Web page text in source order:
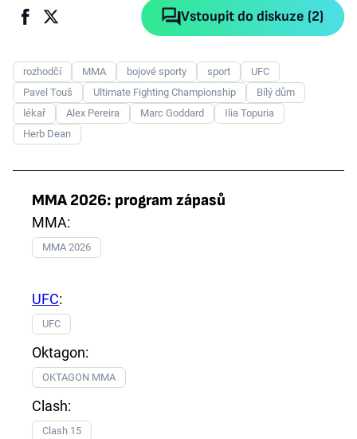
Vstoupit do diskuze (2)
rozhodčí MMA bojové sporty sport
UFC
Pavel Touš
Ultimate Fighting Championship
Bílý dům
lékař
Alex Pereira Marc Goddard
Ilia Topuria
Herb Dean
MMA 2026: program zápasů
MMA:
MMA 2026
UFC:
UFC
Oktagon:
OKTAGON MMA
Clash:
Clash 15